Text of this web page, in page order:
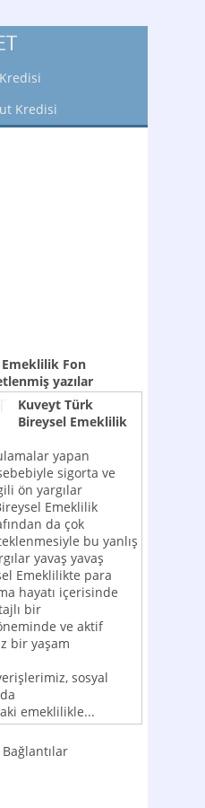
Kredisi
Fon
yazılar
Kuveyt Türk
Bireysel Emeklilik
yapan
sigorta ve
ön yargılar
Emeklilik
da çok
bu yanlış
yavaş yavaş
Emeklilikte para
hayatı içerisinde
bir
ve aktif
bir yaşam
sosyal
emeklilikle...